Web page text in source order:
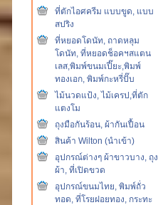
ที่ตักไอศครีม แบบขูด, แบบ
สปริง
ที่หยอดโดนัท, ถาดหลุม
โดนัท, ที่หยอดช็อคฯสแตน
เลส,พิมพ์ขนมเปี๊ยะ,พิมพ์
ทองเอก, พิมพ์กะหรี่ปั๊บ
ไม้นวดแป้ง, ไม้เครป,ที่ตัก
แตงโม
ถุงมือกันร้อน, ผ้ากันเปื้อน
สินค้า Wilton (นำเข้า)
อุปกรณ์ต่างๆ ผ้าขาวบาง, ถุง
ผ้า, ที่เปิดขวด
อุปกรณ์ขนมไทย, พิมพ์ถั่ว
ทอด, ที่โรยฝอยทอง, กระทะ